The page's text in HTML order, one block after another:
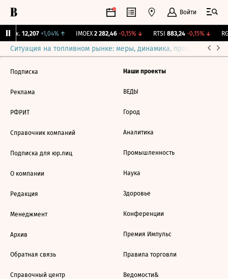
Войти
Бирж. 12,207 +1,04%↑ IMOEX 2 282,46 -0,15%↓ RTSI 883,24 -0,15%↓
Ситуация на топливном рынке: меры, динамика, прогнозы
Подписка
Реклама
РФРИТ
Справочник компаний
Подписка для юр.лиц
О компании
Редакция
Менеджмент
Архив
Обратная связь
Справочный центр
Наши проекты
ВЕДЫ
Город
Аналитика
Промышленность
Наука
Здоровье
Конференции
Премия Импульс
Правила торговли
Ведомости&